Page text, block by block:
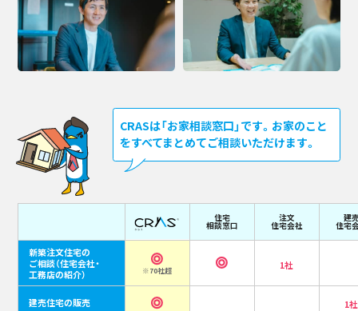
CRASは「お家相談窓口」です。お家のこと
をすべてまとめてご相談いただけます。
住宅
相談窓口
注文
住宅会社
建
住宅
新築注文住宅の
ご相談（住宅会社・
工務店の紹介）
※70社超 1社
建売住宅の販売 1社